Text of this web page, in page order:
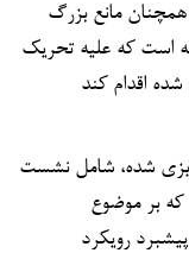
مانع بزرگ
است که علیه تحریک
اقدام کند
سپتمبر برنامه‌ریزی شده، شامل نشست
که بر موضوع
رویکرد